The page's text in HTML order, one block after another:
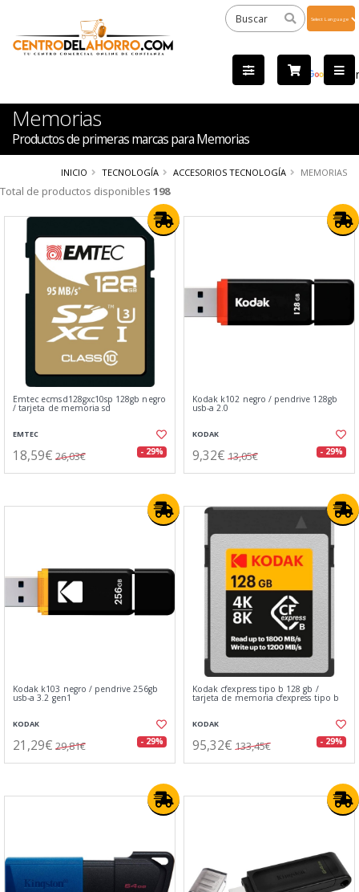
by
Memorias
Productos de primeras marcas para Memorias
INICIO TECNOLOGÍA ACCESORIOS TECNOLOGÍA MEMORIAS
Total de productos disponibles 198
Emtec ecmsd128gxc10sp 128gb negro
/ tarjeta de memoria sd
EMTEC
18,59€ 26,03€ - 29%
Kodak k102 negro / pendrive 128gb
usb-a 2.0
KODAK
9,32€ 13,05€ - 29%
Kodak k103 negro / pendrive 256gb
usb-a 3.2 gen1
KODAK
21,29€ 29,81€ - 29%
Kodak cfexpress tipo b 128 gb /
tarjeta de memoria cfexpress tipo b
KODAK
95,32€ 133,45€ - 29%